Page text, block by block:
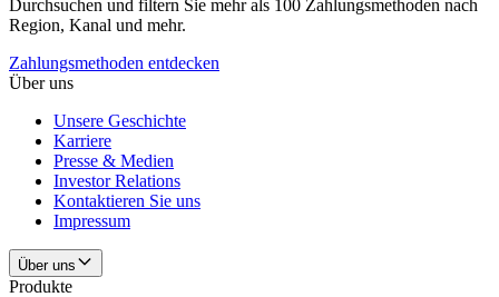
Durchsuchen und filtern Sie mehr als 100 Zahlungsmethoden nach
Region, Kanal und mehr.
Zahlungsmethoden entdecken
Über uns
Unsere Geschichte
Karriere
Presse & Medien
Investor Relations
Kontaktieren Sie uns
Impressum
Über uns
Produkte